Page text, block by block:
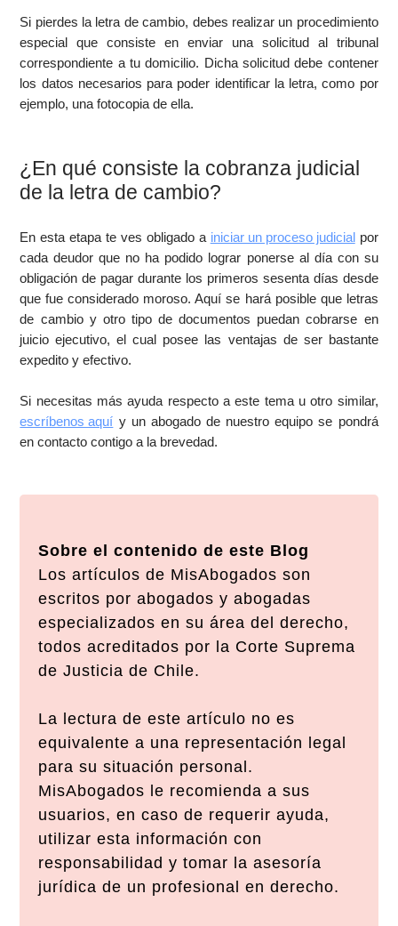
Si pierdes la letra de cambio, debes realizar un procedimiento
especial que consiste en enviar una solicitud al tribunal
correspondiente a tu domicilio. Dicha solicitud debe contener
los datos necesarios para poder identificar la letra, como por
ejemplo, una fotocopia de ella.
¿En qué consiste la cobranza judicial
de la letra de cambio?
En esta etapa te ves obligado a iniciar un proceso judicialpor
cada deudor que no ha podido lograr ponerse al día con su
obligación de pagar durante los primeros sesenta días desde
que fue considerado moroso. Aquí se hará posible que letras
de cambio y otro tipo de documentos puedan cobrarse en
juicio ejecutivo, el cual posee las ventajas de ser bastante
expedito y efectivo.
Si necesitas más ayuda respecto a este tema u otro similar,
escríbenos aquí y un abogado de nuestro equipo se pondrá
en contacto contigo a la brevedad.
Sobre el contenido de este Blog
Los artículos de MisAbogados son
escritos por abogados y abogadas
especializados en su área del derecho,
todos acreditados por la Corte Suprema
de Justicia de Chile.
La lectura de este artículo no es
equivalente a una representación legal
para su situación personal.
MisAbogados le recomienda a sus
usuarios, en caso de requerir ayuda,
utilizar esta información con
responsabilidad y tomar la asesoría
jurídica de un profesional en derecho.